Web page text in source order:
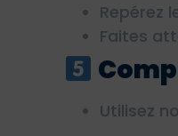
Repérez
Faites
Utilisez